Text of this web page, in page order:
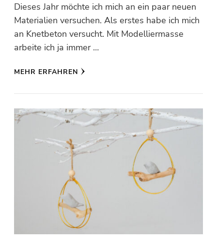
Dieses Jahr möchte ich mich an ein paar neuen
Materialien versuchen. Als erstes habe ich mich
an Knetbeton versucht. Mit Modelliermasse
arbeite ich ja immer …
MEHR ERFAHREN